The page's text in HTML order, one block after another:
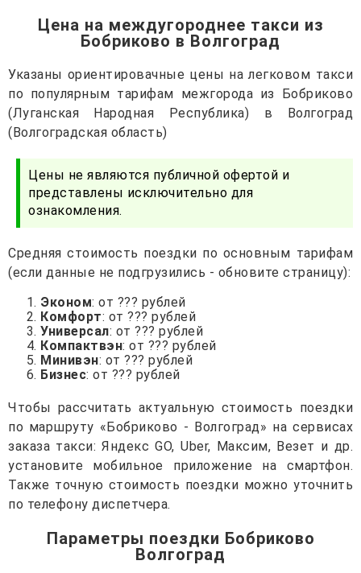
Цена на междугороднее такси из
Бобриково в Волгоград
Указаны ориентировачные цены на легковом такси
по популярным тарифам межгорода из Бобриково
(Луганская Народная Республика) в Волгоград
(Волгоградская область)
Цены не являются публичной офертой и
представлены исключительно для
ознакомления.
Средняя стоимость поездки по основным тарифам
(если данные не подгрузились - обновите страницу):
Эконом: от ??? рублей
Комфорт: от ??? рублей
Универсал: от ??? рублей
Компактвэн: от ??? рублей
Минивэн: от ??? рублей
Бизнес: от ??? рублей
Чтобы рассчитать актуальную стоимость поездки
по маршруту «Бобриково - Волгоград» на сервисах
заказа такси: Яндекс GO, Uber, Максим, Везет и др.
установите мобильное приложение на смартфон.
Также точную стоимость поездки можно уточнить
по телефону диспетчера.
Параметры поездки Бобриково
Волгоград